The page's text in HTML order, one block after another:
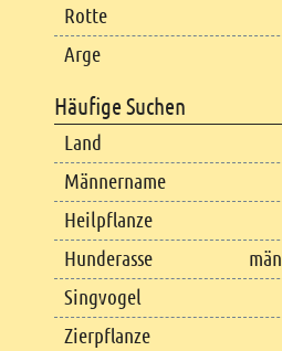
Rotte
Arge
Häufige Suchen
Land
Männername
Heilpflanze
Hunderasse
Singvogel
Zierpflanze